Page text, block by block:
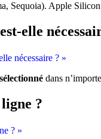
Sequoia). Apple
elle
nécessaire ? »
dans
?
? »